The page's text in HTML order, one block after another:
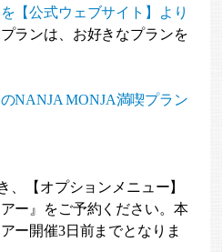
【公式ウェブサイト】より
ランは、お好きなプランを
NANJA MONJA満喫プラン
【オプションメニュー】
ー』をご予約ください。本
ー開催3日前までとなりま